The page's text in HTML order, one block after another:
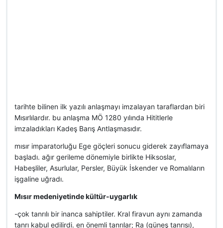
tarihte bilinen ilk yazılı anlaşmayı imzalayan taraflardan biri
Mısırlılardır. bu anlaşma MÖ 1280 yılında Hititlerle
imzaladıkları Kadeş Barış Antlaşmasıdır.
mısır imparatorluğu Ege göçleri sonucu giderek zayıflamaya
başladı. ağır gerileme dönemiyle birlikte Hiksoslar,
Habeşliler, Asurlular, Persler, Büyük İskender ve Romalıların
işgaline uğradı.
Mısır medeniyetinde kültür-uygarlık
-çok tanrılı bir inanca sahiptiler. Kral firavun aynı zamanda
tanrı kabul edilirdi. en önemli tanrılar; Ra (güneş tanrısı),